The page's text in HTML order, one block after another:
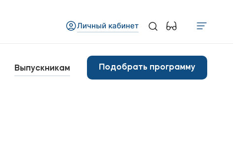
Личный кабинет
Выпускникам Подобрать программу